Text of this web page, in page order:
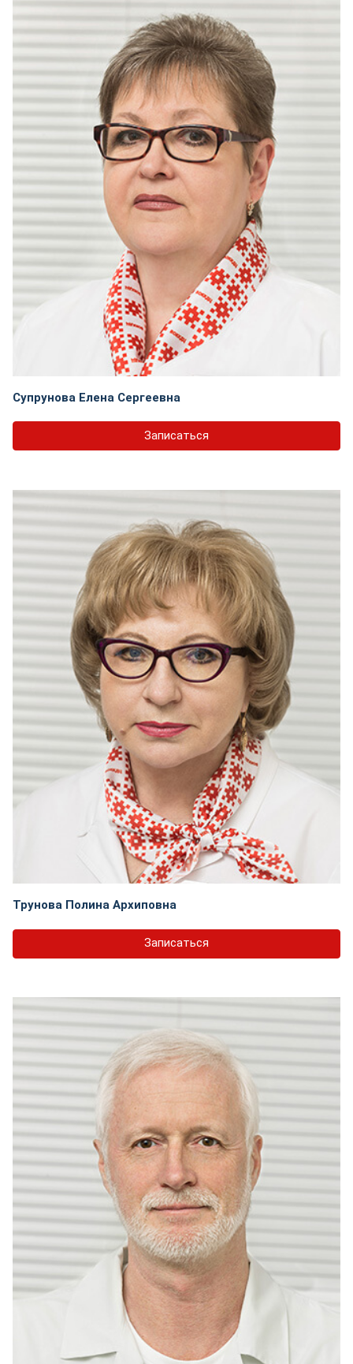
Супрунова Елена Сергеевна
Записаться
Трунова Полина Архиповна
Записаться